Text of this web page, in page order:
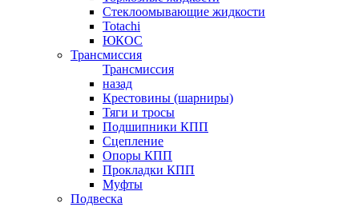
Стеклоомывающие жидкости
Totachi
ЮКОС
Трансмиссия
Трансмиссия
назад
Крестовины (шарниры)
Тяги и тросы
Подшипники КПП
Сцепление
Опоры КПП
Прокладки КПП
Муфты
Подвеска